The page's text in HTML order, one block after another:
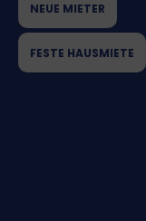
NEUE MIETER
FESTE HAUSMIETE